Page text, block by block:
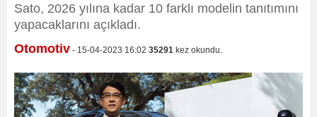
Sato, 2026 yılına kadar 10 farklı modelin tanıtımını
yapacaklarını açıkladı.
Otomotiv - 15-04-2023 16:02 35291 kez okundu.